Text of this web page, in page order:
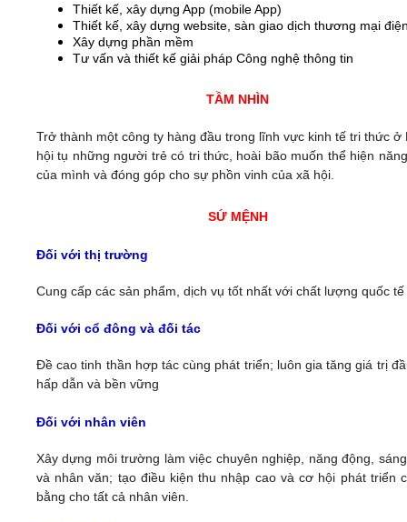
Thiết kế, xây dựng App (mobile App)
Thiết kế, xây dựng website, sàn giao dịch thương mại
Xây dựng phần mềm
Tư vấn và thiết kế giải pháp Công nghệ thông tin
TẦM NHÌN
Trở thành một công ty hàng đầu trong lĩnh vực kinh tế tri thức ở
hội tụ những người trẻ có tri thức, hoài bão muốn thể hiện
của mình và đóng góp cho sự phồn vinh của xã hội.
SỨ MỆNH
Đối với thị trường
Cung cấp các sản phẩm, dịch vụ tốt nhất với chất lượng quốc tế
Đối với cổ đông và đối tác
Đề cao tinh thần hợp tác cùng phát triển; luôn gia tăng giá trị
hấp dẫn và bền vững
Đối với nhân viên
Xây dựng môi trường làm việc chuyên nghiệp, năng động,
và nhân văn; tạo điều kiện thu nhập cao và cơ hội phát triển
bằng cho tất cả nhân viên.